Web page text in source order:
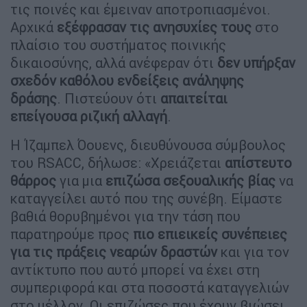
τις ποινές και έμειναν αποτροπιασμένοι.
Αρχικά εξέφρασαν τις ανησυχίες τους στο
πλαίσιο του συστήματος ποινικής
δικαιοσύνης, αλλά ανέφεραν ότι δεν υπήρξαν
σχεδόν καθόλου ενδείξεις ανάληψης
δράσης. Πιστεύουν ότι απαιτείται
επείγουσα ριζική αλλαγή.
Η Ίζαμπελ Όουενς, διευθύνουσα σύμβουλος
του RSACC, δήλωσε: «Χρειάζεται απίστευτο
θάρρος για μια επιζώσα σεξουαλικής βίας να
καταγγείλει αυτό που της συνέβη. Είμαστε
βαθιά θορυβημένοι για την τάση που
παρατηρούμε προς πιο επιεικείς συνέπειες
για τις πράξεις νεαρών δραστών και για τον
αντίκτυπο που αυτό μπορεί να έχει στη
συμπεριφορά και στα ποσοστά καταγγελιών